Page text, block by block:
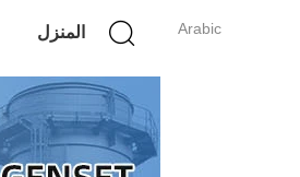
Arabic المنزل